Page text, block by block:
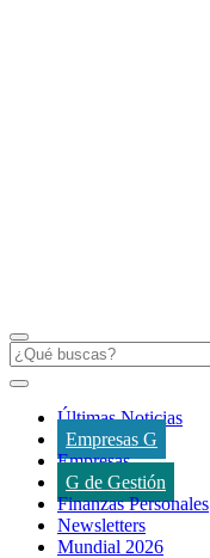
Últimas Noticias
Empresas G
Empresas
G de Gestión
Finanzas Personales
Newsletters
Mundial 2026